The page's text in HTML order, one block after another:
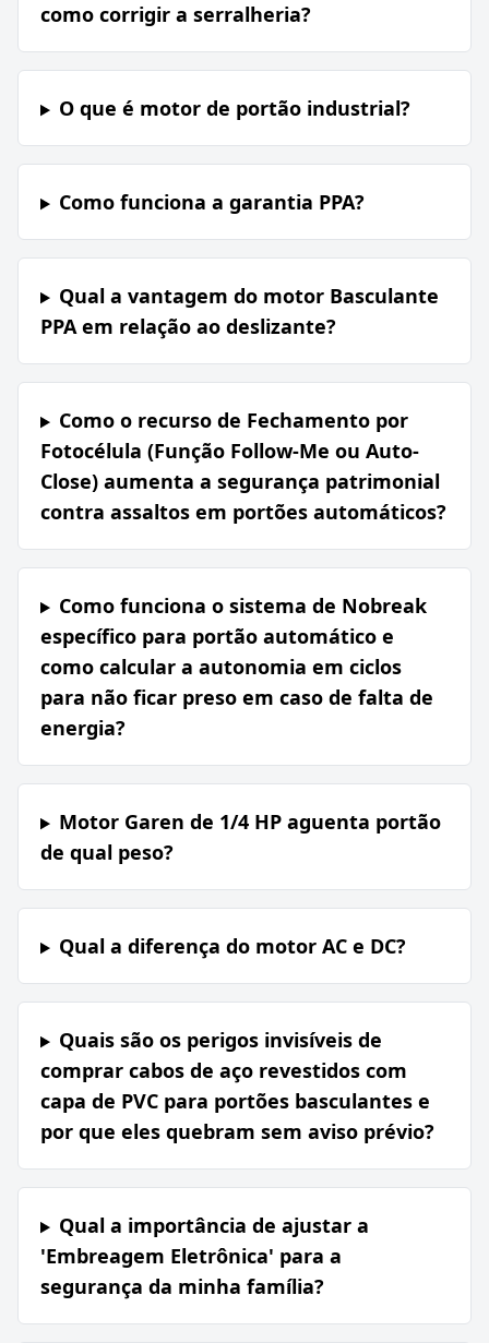
como corrigir a serralheria?
O que é motor de portão industrial?
Como funciona a garantia PPA?
Qual a vantagem do motor Basculante
PPA em relação ao deslizante?
Como o recurso de Fechamento por
Fotocélula (Função Follow-Me ou Auto-
Close) aumenta a segurança patrimonial
contra assaltos em portões automáticos?
Como funciona o sistema de Nobreak
específico para portão automático e
como calcular a autonomia em ciclos
para não ficar preso em caso de falta de
energia?
Motor Garen de 1/4 HP aguenta portão
de qual peso?
Qual a diferença do motor AC e DC?
Quais são os perigos invisíveis de
comprar cabos de aço revestidos com
capa de PVC para portões basculantes e
por que eles quebram sem aviso prévio?
Qual a importância de ajustar a
'Embreagem Eletrônica' para a
segurança da minha família?